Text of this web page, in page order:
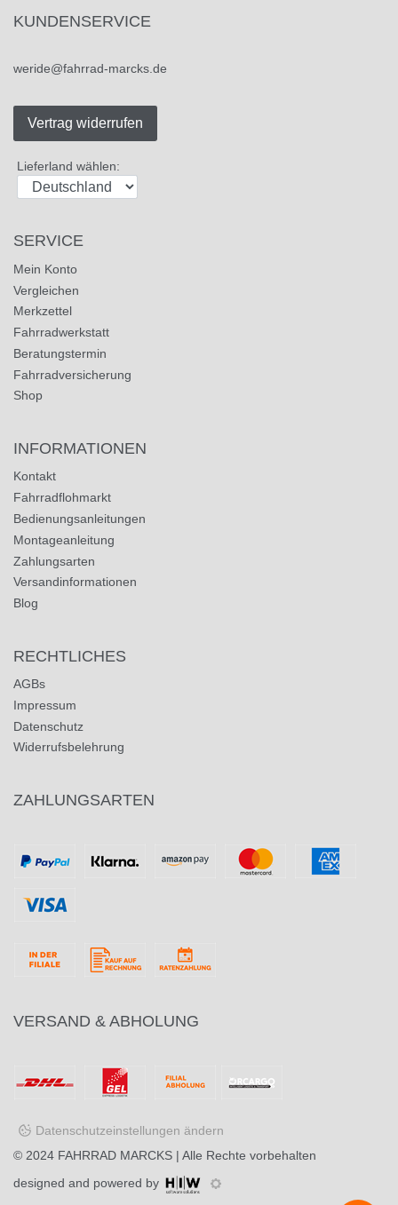
KUNDENSERVICE
weride@fahrrad-marcks.de
Vertrag widerrufen
Lieferland wählen:
SERVICE
Mein Konto
Vergleichen
Merkzettel
Fahrradwerkstatt
Beratungstermin
Fahrradversicherung
Shop
INFORMATIONEN
Kontakt
Fahrradflohmarkt
Bedienungsanleitungen
Montageanleitung
Zahlungsarten
Versandinformationen
Blog
RECHTLICHES
AGBs
Impressum
Datenschutz
Widerrufsbelehrung
ZAHLUNGSARTEN
VERSAND & ABHOLUNG
Datenschutzeinstellungen ändern
© 2024 FAHRRAD MARCKS | Alle Rechte vorbehalten
designed and powered by